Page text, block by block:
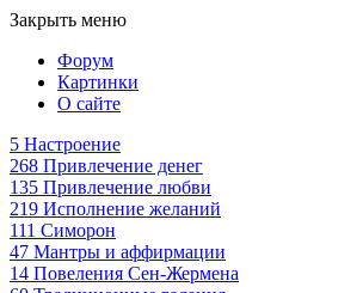
Закрыть меню
Форум
Картинки
О сайте
5 Настроение
268 Привлечение денег
135 Привлечение любви
219 Исполнение желаний
111 Симорон
47 Мантры и аффирмации
14 Повеления Сен-Жермена